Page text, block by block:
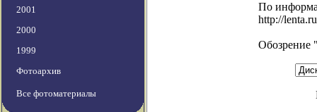
2001
2000
1999
Фотоархив
Все фотоматериалы
По
http://
Обозрение